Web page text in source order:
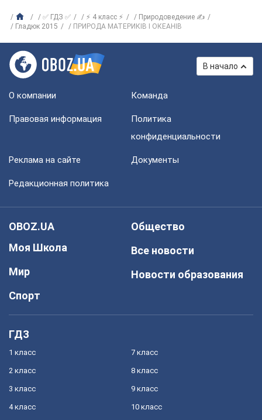
✅ ГДЗ ✅ ⚡ 4 класс ⚡
Природоведение ✍
Гладюк 2015
ПРИРОДА МАТЕРИКІВ І ОКЕАНІВ
В начало
О компании Команда
Правовая информация
Политика
конфиденциальности
Реклама на сайте Документы
Редакционная политика
OBOZ.UA
Моя Школа
Мир
Спорт
Общество
Все новости
Новости образования
ГДЗ
1 класс
2 класс
3 класс
4 класс
7 класс
8 класс
9 класс
10 класс